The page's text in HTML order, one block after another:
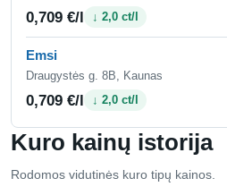
Kuro kainų istorija
Rodomos vidutinės kuro tipų kainos.
0,709 €/l ↓ 2,0 ct/l
Emsi
Draugystės g. 8B, Kaunas
0,709 €/l ↓ 2,0 ct/l